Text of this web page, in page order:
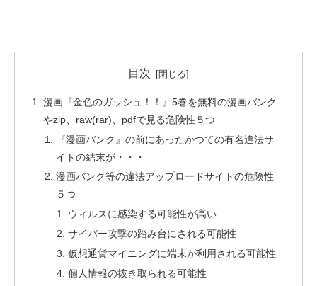
目次
漫画『金色のガッシュ！！』5巻を無料の漫画バンク
やzip、raw(rar)、pdfで見る危険性５つ
『漫画バンク』の前にあったかつての有名違法サ
イトの結末が・・・
漫画バンク等の違法アップロードサイトの危険性
５つ
ウィルスに感染する可能性が高い
サイバー攻撃の踏み台にされる可能性
仮想通貨マイニングに端末が利用される可能性
個人情報の抜き取られる可能性